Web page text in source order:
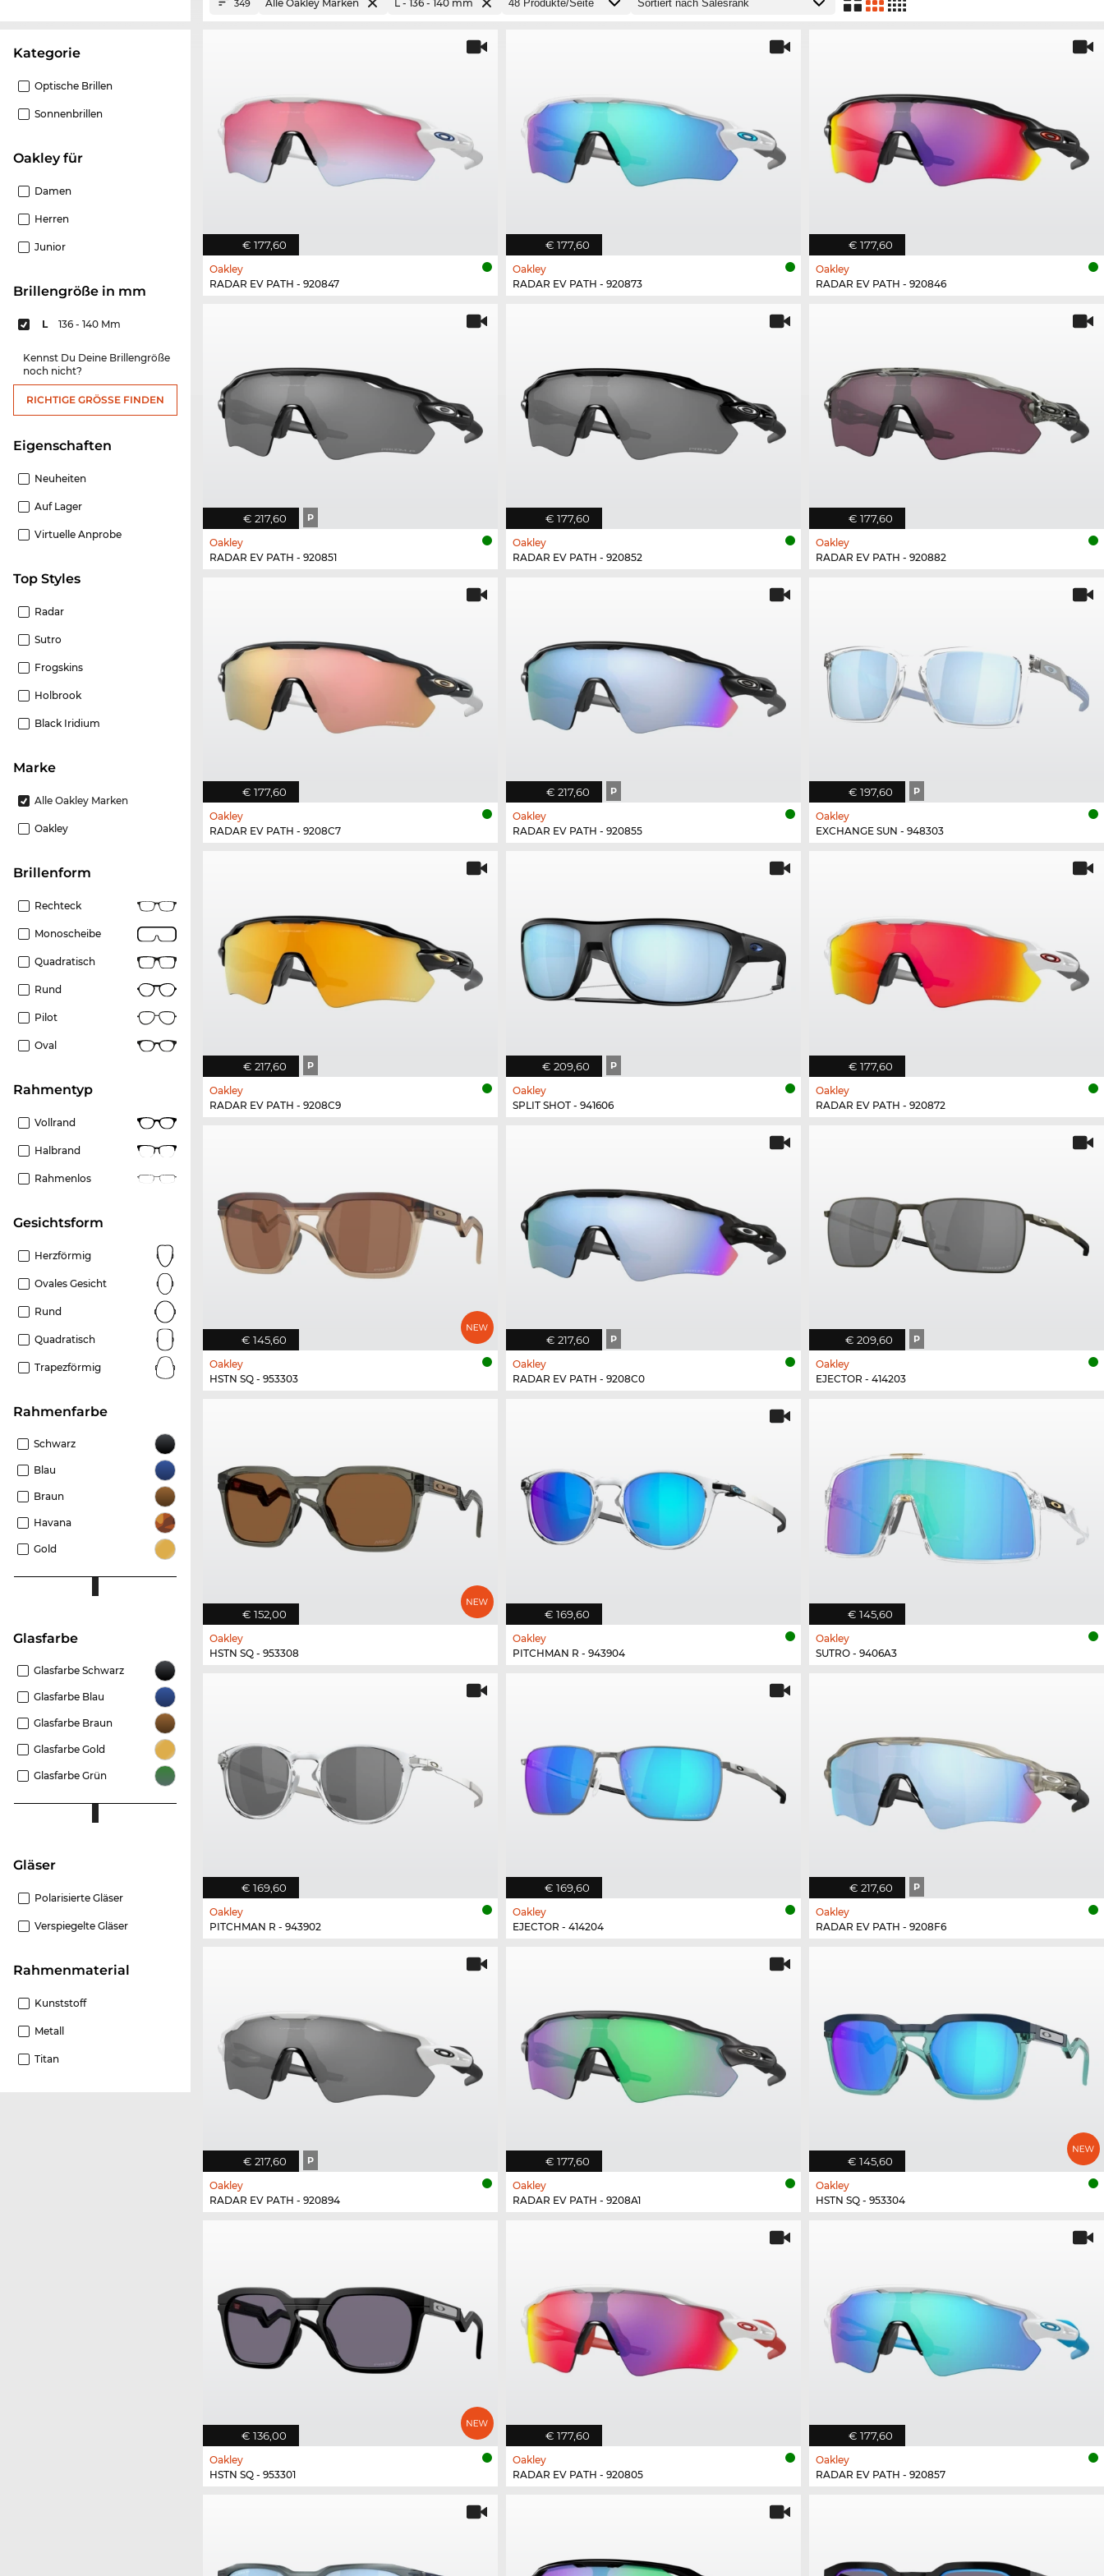
Kategorie
Optische Brillen
Sonnenbrillen
Oakley für
Damen
Herren
Junior
Brillengröße in mm
L 136 - 140 Mm
Kennst Du Deine Brillengröße
noch nicht?
RICHTIGE GRÖSSE FINDEN
Eigenschaften
Neuheiten
Auf Lager
Virtuelle Anprobe
Top Styles
Radar
Sutro
Frogskins
Holbrook
Black Iridium
Marke
Alle Oakley Marken
Oakley
Brillenform
Rechteck
Monoscheibe
Quadratisch
Rund
Pilot
Oval
Rahmentyp
Vollrand
Halbrand
Rahmenlos
Gesichtsform
Herzförmig
Ovales Gesicht
Rund
Quadratisch
Trapezförmig
Rahmenfarbe
Schwarz
Blau
Braun
Havana
Gold
Glasfarbe
Glasfarbe Schwarz
Glasfarbe Blau
Glasfarbe Braun
Glasfarbe Gold
Glasfarbe Grün
Gläser
Polarisierte Gläser
Verspiegelte Gläser
Rahmenmaterial
Kunststoff
Metall
Titan
349 Alle Oakley Marken L - 136 - 140 mm
€ 177,60
Oakley
RADAR EV PATH - 920847
€ 177,60
Oakley
RADAR EV PATH - 920873
€ 177,60
Oakley
RADAR EV PATH - 920846
€ 217,60 P
Oakley
RADAR EV PATH - 920851
€ 177,60
Oakley
RADAR EV PATH - 920852
€ 177,60
Oakley
RADAR EV PATH - 920882
€ 177,60
Oakley
RADAR EV PATH - 9208C7
€ 217,60 P
Oakley
RADAR EV PATH - 920855
€ 197,60 P
Oakley
EXCHANGE SUN - 948303
€ 217,60 P
Oakley
RADAR EV PATH - 9208C9
€ 209,60 P
Oakley
SPLIT SHOT - 941606
€ 177,60
Oakley
RADAR EV PATH - 920872
€ 145,60
Oakley
HSTN SQ - 953303
€ 217,60 P
Oakley
RADAR EV PATH - 9208C0
€ 209,60 P
Oakley
EJECTOR - 414203
€ 152,00
Oakley
HSTN SQ - 953308
€ 169,60
Oakley
PITCHMAN R - 943904
€ 145,60
Oakley
SUTRO - 9406A3
€ 169,60
Oakley
PITCHMAN R - 943902
€ 169,60
Oakley
EJECTOR - 414204
€ 217,60 P
Oakley
RADAR EV PATH - 9208F6
€ 217,60 P
Oakley
RADAR EV PATH - 920894
€ 177,60
Oakley
RADAR EV PATH - 9208A1
€ 145,60
Oakley
HSTN SQ - 953304
€ 136,00
Oakley
HSTN SQ - 953301
€ 177,60
Oakley
RADAR EV PATH - 920805
€ 177,60
Oakley
RADAR EV PATH - 920857